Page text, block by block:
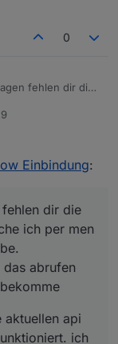
0
fehlen dir die
habe.
das abrufen
aktuellen api
funktioniert. ich
links zu
Einbindung:
dir die
ich per men
abrufen
aktuellen api
ich